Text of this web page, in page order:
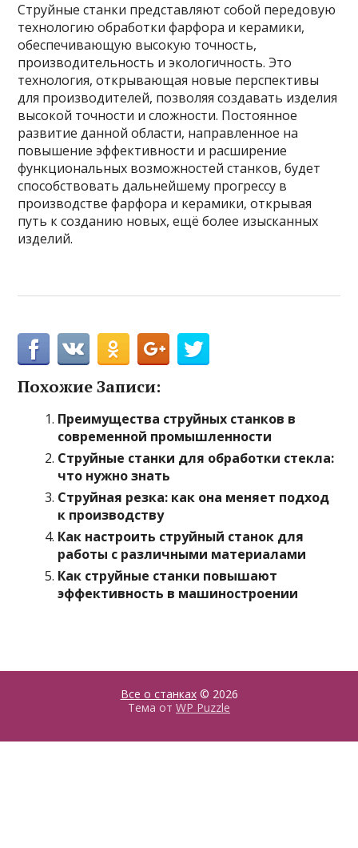
Струйные станки представляют собой передовую
технологию обработки фарфора и керамики,
обеспечивающую высокую точность,
производительность и экологичность. Это
технология, открывающая новые перспективы
для производителей, позволяя создавать изделия
высокой точности и сложности. Постоянное
развитие данной области, направленное на
повышение эффективности и расширение
функциональных возможностей станков, будет
способствовать дальнейшему прогрессу в
производстве фарфора и керамики, открывая
путь к созданию новых, ещё более изысканных
изделий.
Похожие Записи:
Преимущества струйных станков в
современной промышленности
Струйные станки для обработки стекла:
что нужно знать
Струйная резка: как она меняет подход
к производству
Как настроить струйный станок для
работы с различными материалами
Как струйные станки повышают
эффективность в машиностроении
Все о станках© 2026
Тема от WP Puzzle